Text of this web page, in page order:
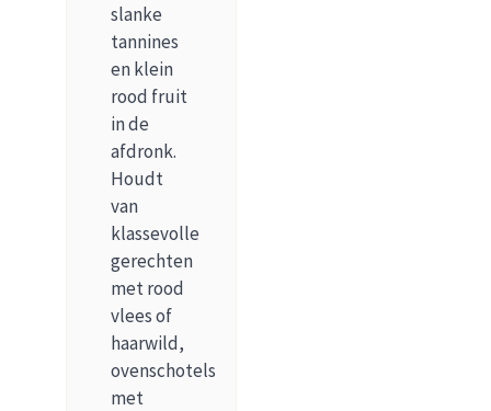
slanke
tannines
en klein
rood fruit
in de
afdronk.
Houdt
van
klassevolle
gerechten
met rood
vlees of
haarwild,
ovenschotels
met